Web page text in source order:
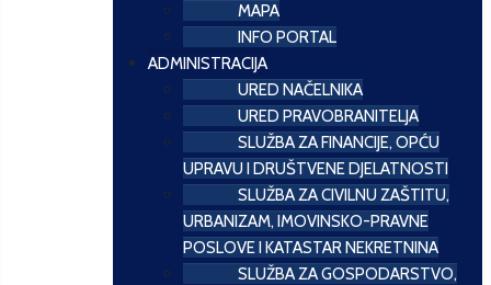
MAPA
INFO PORTAL
ADMINISTRACIJA
URED NAČELNIKA
URED PRAVOBRANITELJA
SLUŽBA ZA FINANCIJE, OPĆU
UPRAVU I DRUŠTVENE DJELATNOSTI
SLUŽBA ZA CIVILNU ZAŠTITU,
URBANIZAM, IMOVINSKO-PRAVNE
POSLOVE I KATASTAR NEKRETNINA
SLUŽBA ZA GOSPODARSTVO,